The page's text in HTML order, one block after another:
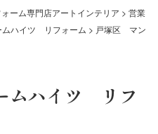
ーム専門店アートインテリア > 営業
ハイツ リフォーム > 戸塚区 マン
ムハイツ リフ